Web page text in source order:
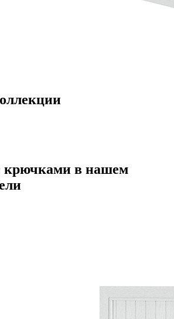
крючками в нашем